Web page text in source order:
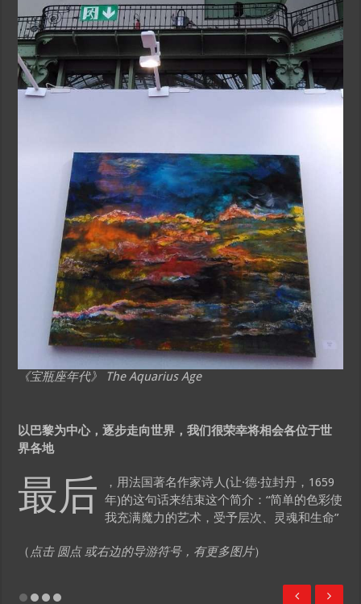
《宝瓶座年代》 The Aquarius Age
以巴黎为中心，逐步走向世界，我们很荣幸将相会各位于世
界各地
最后
，用法国著名作家诗人(让·德·拉封丹，1659
年)的这句话来结束这个简介：“简单的色彩使
我充满魔力的艺术，受予层次、灵魂和生命”
（ 点击 圆点 或右边的导游符号，有更多图片）